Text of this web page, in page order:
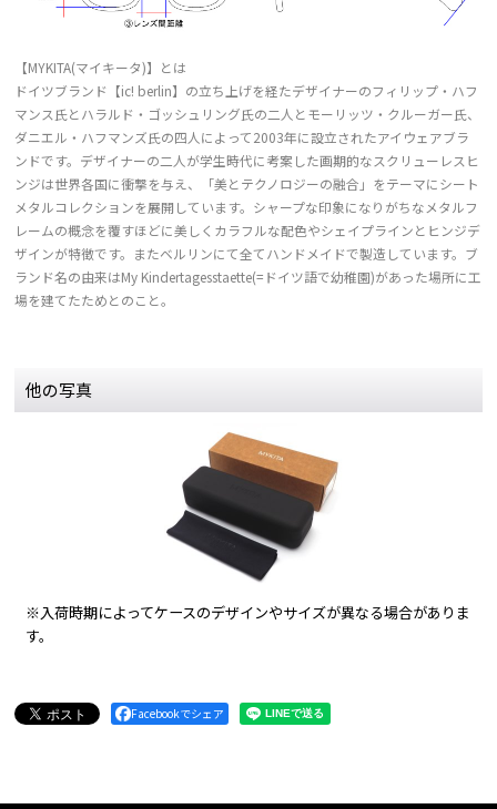
【MYKITA(マイキータ)】とは
ドイツブランド【ic! berlin】の立ち上げを経たデザイナーのフィリップ・ハフ
マンス氏とハラルド・ゴッシュリング氏の二人とモーリッツ・クルーガー氏、
ダニエル・ハフマンズ氏の四人によって2003年に設立されたアイウェアブラ
ンドです。デザイナーの二人が学生時代に考案した画期的なスクリューレスヒ
ンジは世界各国に衝撃を与え、「美とテクノロジーの融合」をテーマにシート
メタルコレクションを展開しています。シャープな印象になりがちなメタルフ
レームの概念を覆すほどに美しくカラフルな配色やシェイプラインとヒンジデ
ザインが特徴です。またベルリンにて全てハンドメイドで製造しています。ブ
ランド名の由来はMy Kindertagesstaette(=ドイツ語で幼稚園)があった場所に工
場を建てたためとのこと。
他の写真
※入荷時期によってケースのデザインやサイズが異なる場合がありま
す。
Facebookでシェア